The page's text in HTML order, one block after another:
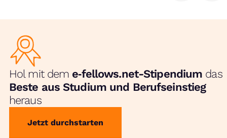
Hol mit dem e‑fellows.net-Stipendium das
Beste aus Studium und Berufseinstieg
heraus
Jetzt durchstarten